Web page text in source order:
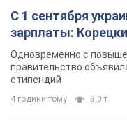
С 1 сентября
зарплаты:
Одновременно с
правительство
стипендий
4 години тому 3,0 т.